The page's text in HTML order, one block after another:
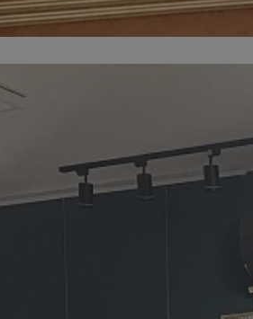
VISITOR_PRIVACY_METADATA
YouTube
NGINX Inc.
bh.contextweb.com
Google Privacy Policy